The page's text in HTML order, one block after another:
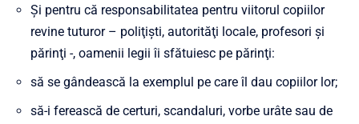
Şi pentru că responsabilitatea pentru viitorul copiilor
revine tuturor – poliţişti, autorităţi locale, profesori şi
părinţi -, oamenii legii îi sfătuiesc pe părinţi:
să se gândească la exemplul pe care îl dau copiilor lor;
să-i ferească de certuri, scandaluri, vorbe urâte sau de